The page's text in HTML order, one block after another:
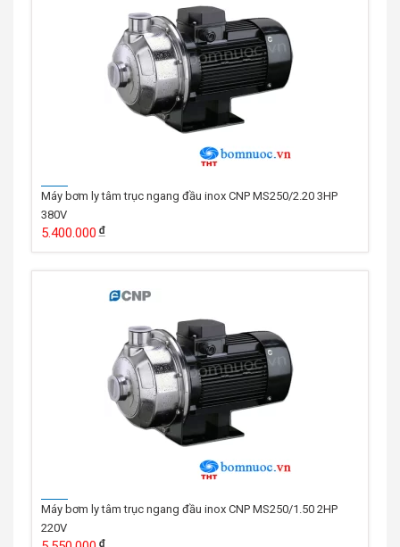
Máy bơm ly tâm trục ngang đầu inox CNP MS250/2.20 3HP
380V
5.400.000
Máy bơm ly tâm trục ngang đầu inox CNP MS250/1.50 2HP
220V